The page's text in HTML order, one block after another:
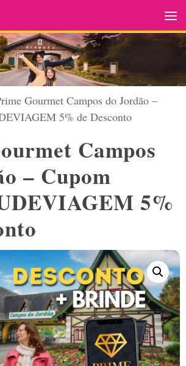
Gourmet Campos do Jordão –
5% de Desconto
Campos
– Cupom
5%